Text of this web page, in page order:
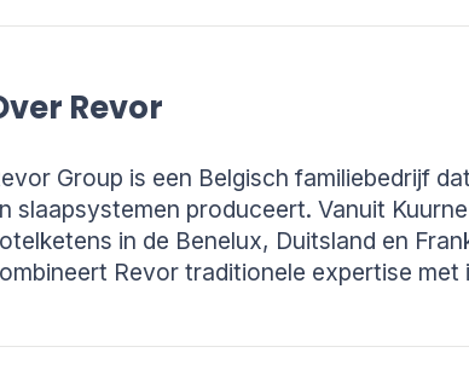
Revor
Group is een Belgisch familiebedrijf
slaapsystemen produceert. Vanuit
in de Benelux, Duitsland en
Revor traditionele expertise